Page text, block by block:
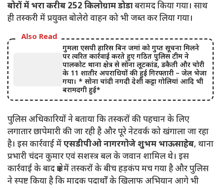
बोरों में भरा करीब 252 किलोग्राम डोडाबरामद किया गया। साथ
ही तस्करी में प्रयुक्त बोलेरो वाहन को भी जब्त कर लिया गया।
Also Read
गुमला एसपी हारिस बिन जमां को गुप्त सूचना मिलने
पर त्वरित कार्रवाई करते हुए गठित पुलिस टीम ने
पालकोट थाना क्षेत्र से सोना लूटकांड, डकैती और चोरी
के 11 शातीर अपराधियों की हुई गिरफ्तारी – जेल भेजा
गया। * सोना चांदी नगदी देशी कट्टा गोलियां आदि भी
बरामदगी हुई*
पुलिस अधिकारियों ने बताया कि तस्करों की पहचान के लिए
लगातार छापेमारी की जा रही है और पूरे नेटवर्क को खंगाला जा रहा
है। इस कार्रवाई मेंएसडीपीओ नागरगोजे शुभम भाऊसाहेब, थाना
प्रभारी चंदन कुमार एवं सशस्त्र बल के जवान शामिल थे। इस
कार्रवाई के बाद क्षेत्र में तस्करों के बीच हड़कंप मच गया है और पुलिस
ने स्पष्ट किया है कि मादक पदार्थों के खिलाफ अभियान आगे भी